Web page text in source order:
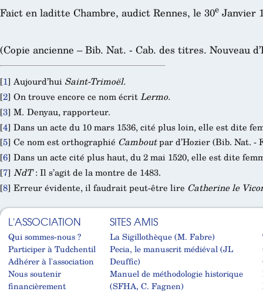
Faict en laditte Chambre, audict Rennes, le 30e Janvier
(Copie ancienne – Bib. Nat. - Cab. des titres. Nouveau
[1] Aujourd’hui Saint-Trimoël.
[2] On trouve encore ce nom écritLermo.
[3] M. Denyau, rapporteur.
[4] Dans un acte du 10 mars 1536, cité plus loin, elle est dite
[5] Ce nom est orthographié Camboutpar d’Hozier (Bib. Nat. -
[6] Dans un acte cité plus haut, du 2 mai 1520, elle est dite
[7] NdT: Il s’agit de la montre de 1483.
[8] Erreur évidente, il faudrait peut-être lire Catherine le
L'ASSOCIATION
Qui sommes-nous ?
Participer à Tudchentil
Adhérer à l'association
Nous soutenir
financièrement
SITES AMIS
La Sigillothèque (M. Fabre)
Pecia, le manuscrit médiéval (JL
Deuffic)
Manuel de méthodologie historique
(SFHA, C. Fagnen)